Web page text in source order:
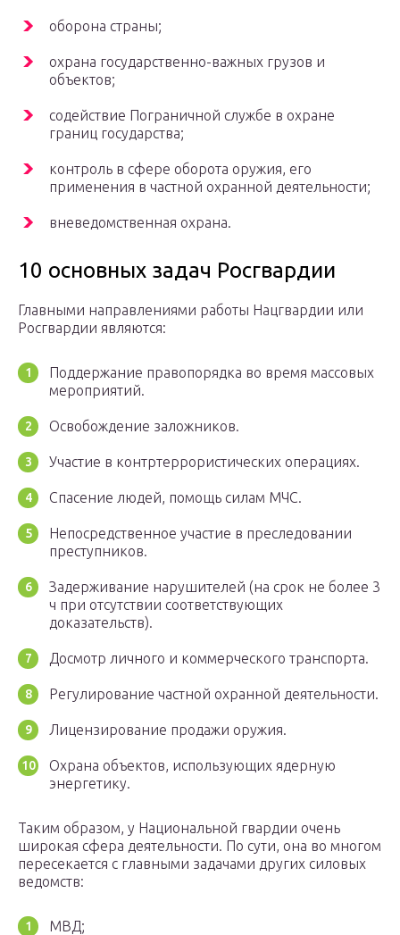
оборона страны;
охрана государственно-важных грузов и
объектов;
содействие Пограничной службе в охране
границ государства;
контроль в сфере оборота оружия, его
применения в частной охранной деятельности;
вневедомственная охрана.
10 основных задач Росгвардии
Главными направлениями работы Нацгвардии или
Росгвардии являются:
Поддержание правопорядка во время массовых
мероприятий.
Освобождение заложников.
Участие в контртеррористических операциях.
Спасение людей, помощь силам МЧС.
Непосредственное участие в преследовании
преступников.
Задерживание нарушителей (на срок не более 3
ч при отсутствии соответствующих
доказательств).
Досмотр личного и коммерческого транспорта.
Регулирование частной охранной деятельности.
Лицензирование продажи оружия.
Охрана объектов, использующих ядерную
энергетику.
Таким образом, у Национальной гвардии очень
широкая сфера деятельности. По сути, она во многом
пересекается с главными задачами других силовых
ведомств:
МВД;